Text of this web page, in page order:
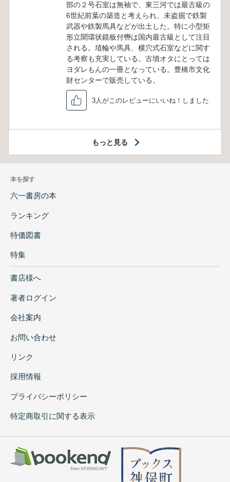
部の２号石室は無袖で、東三河では最古級の
6世紀前葉の築造と考えられ、未盗掘で鉄製
武器や鉄製馬具などが出土した。特に小型矩
形立聞環状鏡板付轡は国内最古級として注目
される。埴輪や馬具、横穴式石室などに関す
る考察も充実している。古墳オタにとっては
ヨダレもんの一冊となっている。豊橋市文化
財センターで販売している。
3人がこのレビューにいいね！しました
もっと見る
本を探す
六一書房の本
ランキング
特価図書
特集
書店様へ
著者ログイン
会社案内
お問い合わせ
リンク
採用情報
プライバシーポリシー
特定商取引に関する表示